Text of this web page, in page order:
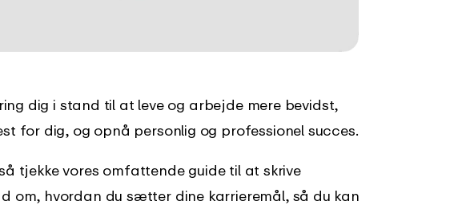
dig i stand til at leve og arbejde mere bevidst,
for dig, og opnå personlig og professionel succes.
tjekke vores omfattende guide til at skrive
om, hvordan du sætter dine karrieremål, så du kan